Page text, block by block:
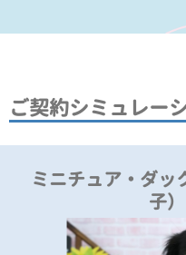
ご契約シミュレー
ミニチュア・ダッ
子